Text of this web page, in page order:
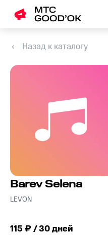
Назад к каталогу
Barev Selena
LEVON
115 ₽ / 30 дней